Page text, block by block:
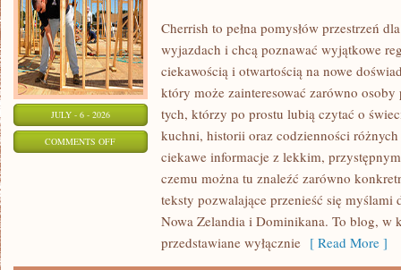
JULY - 6 - 2026
COMMENTS OFFON
Cherrish to pełna pomysłów przestrzeń
wyjazdach i chcą poznawać wyjątkowe
ciekawością i otwartością na nowe
który może zainteresować zarówno
tych, którzy po prostu lubią czytać o
kuchni, historii oraz codzienności
ciekawe informacje z lekkim,
czemu można tu znaleźć zarówno
teksty pozwalające przenieść się myślami
Nowa Zelandia i Dominikana. To blog, w
przedstawiane wyłącznie [ Read More ]